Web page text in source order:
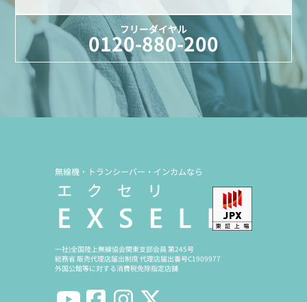
フリーダイヤル
0120-880-200
無線機・トランシーバー・インカムなら
一社)全国陸上無線協会関東支部会員 第245号
総務省 販売代理店届出制度 代理店届出番号C1909977
外国公館等に対する消費税免除指定店舗